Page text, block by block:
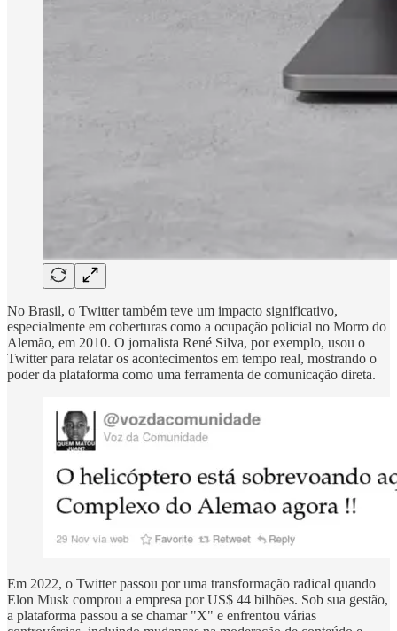
No Brasil, o Twitter também teve um impacto significativo,
especialmente em coberturas como a ocupação policial no Morro do
Alemão, em 2010. O jornalista René Silva, por exemplo, usou o
Twitter para relatar os acontecimentos em tempo real, mostrando o
poder da plataforma como uma ferramenta de comunicação direta.
Em 2022, o Twitter passou por uma transformação radical quando
Elon Musk comprou a empresa por US$ 44 bilhões. Sob sua gestão,
a plataforma passou a se chamar "X" e enfrentou várias